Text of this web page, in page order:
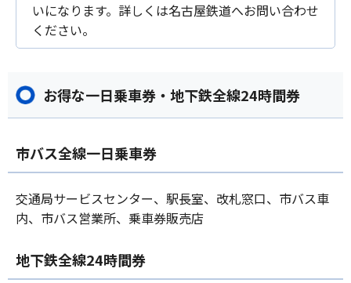
いになります。詳しくは名古屋鉄道へお問い合わせ
ください。
お得な一日乗車券・地下鉄全線24時間券
市バス全線一日乗車券
交通局サービスセンター、駅長室、改札窓口、市バス車
内、市バス営業所、乗車券販売店
地下鉄全線24時間券